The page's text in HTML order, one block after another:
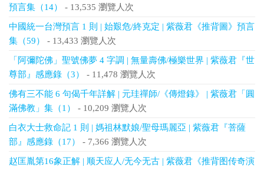
預言集（14）
- 13,535 瀏覽人次
中國統一台灣預言 1 則 | 始艱危/終克定 | 紫薇君《推背圖》預言
集（59）
- 13,433 瀏覽人次
「阿彌陀佛」聖號佛夢 4 字調 | 無量壽佛/極樂世界 | 紫薇君『世
尊部』感應錄（3）
- 11,478 瀏覽人次
佛有三不能 6 句偈千年詳解 | 元珪禪師/《傳燈錄》 | 紫薇君「圓
滿佛教」集（1）
- 10,209 瀏覽人次
白衣大士救命記 1 則 | 媽祖林默娘/聖母瑪麗亞 | 紫薇君『菩薩
部』感應錄（17）
- 7,366 瀏覽人次
赵匡胤第16象正解 | 顺天应人/无今无古 | 紫薇君《推背图传奇演